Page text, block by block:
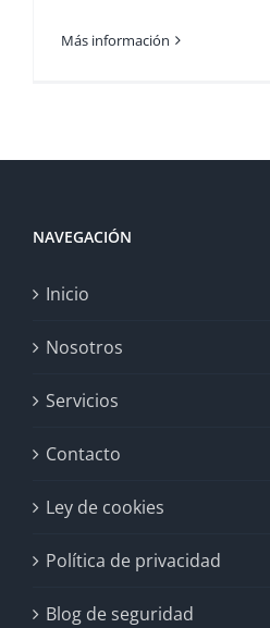
Más información
NAVEGACIÓN
Inicio
Nosotros
Servicios
Contacto
Ley de cookies
Política de privacidad
Blog de seguridad